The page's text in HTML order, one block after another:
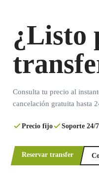
¿Listo
Consulta tu precio al
cancelación gratuita hasta
Precio fijo Soporte 24/7
Reservar transfer